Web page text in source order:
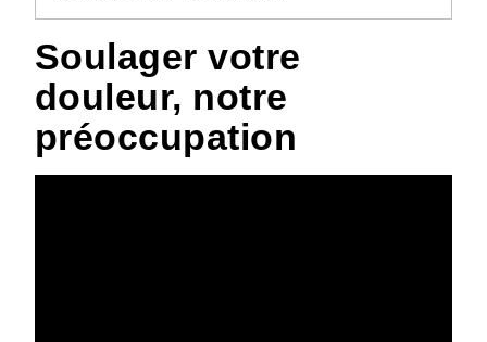
Soulager votre
douleur, notre
préoccupation